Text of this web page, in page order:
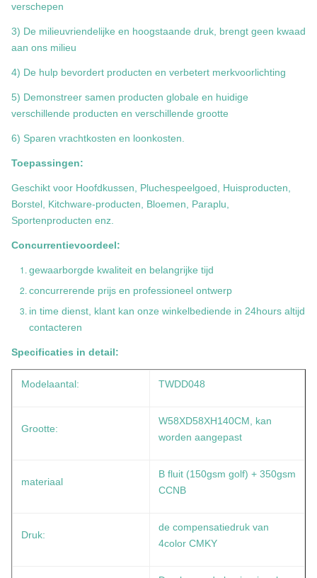
verschepen
3) De milieuvriendelijke en hoogstaande druk, brengt geen kwaad
aan ons milieu
4) De hulp bevordert producten en verbetert merkvoorlichting
5) Demonstreer samen producten globale en huidige
verschillende producten en verschillende grootte
6) Sparen vrachtkosten en loonkosten.
Toepassingen:
Geschikt voor Hoofdkussen, Pluchespeelgoed, Huisproducten,
Borstel, Kitchware-producten, Bloemen, Paraplu,
Sportenproducten enz.
Concurrentievoordeel:
gewaarborgde kwaliteit en belangrijke tijd
concurrerende prijs en professioneel ontwerp
in time dienst, klant kan onze winkelbediende in 24hours altijd
contacteren
Specificaties in detail:
Modelaantal: TWDD048
Grootte:
W58XD58XH140CM, kan
worden aangepast
materiaal
B fluit (150gsm golf) + 350gsm
CCNB
Druk:
de compensatiedruk van
4color CMKY